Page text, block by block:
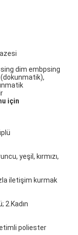
dim embpsing
için
yeşil, kırmızı,
iletişim kurmak
2.Kadın
poliester